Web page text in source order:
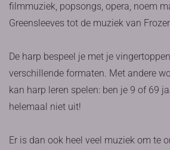
filmmuziek, popsongs, opera, noem
Greensleeves tot de muziek van
De harp bespeel je met je
verschillende formaten. Met andere
kan harp leren spelen: ben je 9 of 69
helemaal niet uit!
Er is dan ook heel veel muziek om te